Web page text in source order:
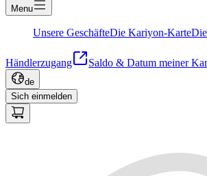
Menu
Unsere GeschäfteDie Kariyon-Karte
Händlerzugang Saldo & Datum meiner
de
Sich einmelden